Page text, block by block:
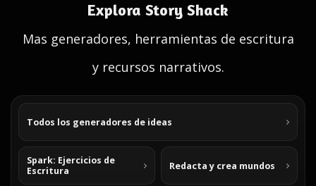
Explora Story Shack
Mas generadores, herramientas de escritura
y recursos narrativos.
Todos los generadores de ideas
Spark: Ejercicios de
Escritura
Redacta y crea mundos